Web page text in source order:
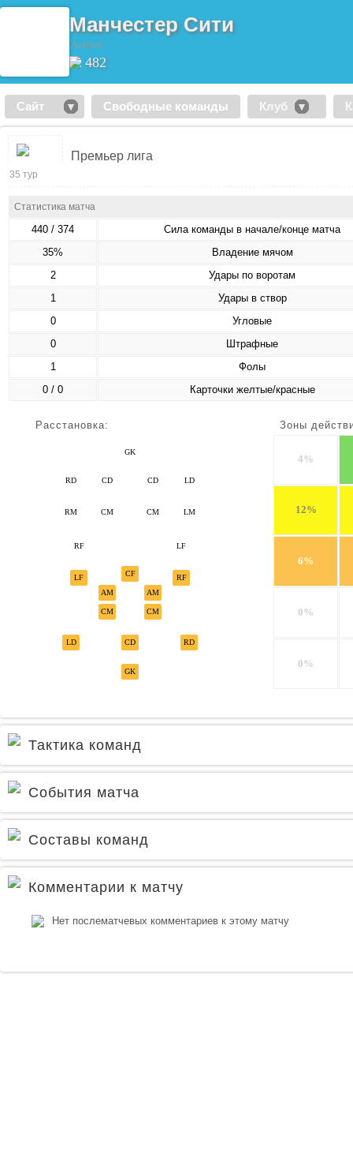
Манчестер Сити
Англия
482
Сайт Свободные команды Клуб
Премьер лига
35 тур
Статистика матча
440 / 374
Сила команды в начале/конце матча
35%
Владение мячом
2
Удары по воротам
1
Удары в створ
0
Угловые
0
Штрафные
1
Фолы
0 / 0
Карточки желтые/красные
Расстановка:
GK
RD CD
CM CM LM
LF
RF
LD
CD
RM
GK
LD RD
CD
CM
AM
CM
RF
AM
CF
LF
Зоны
4%
12%
6%
0%
0%
Тактика команд
События матча
Составы команд
Комментарии к матчу
Нет послематчевых комментариев к этому матчу